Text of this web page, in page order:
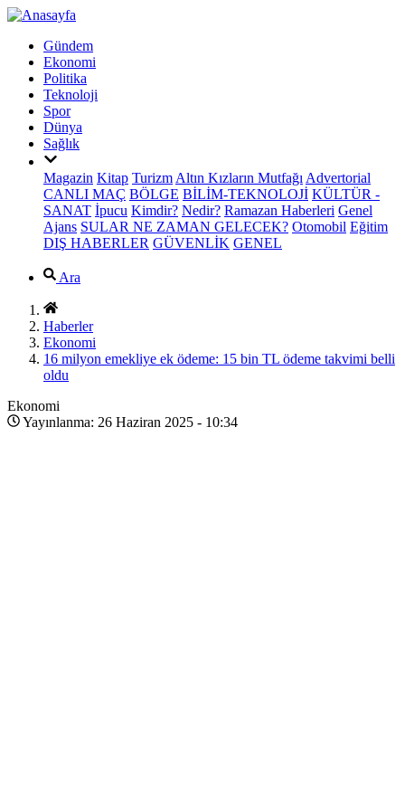
Gündem
Ekonomi
Politika
Teknoloji
Spor
Dünya
Sağlık
Magazin Kitap Turizm Altın Kızların Mutfağı Advertorial
CANLI MAÇ BÖLGE BİLİM-TEKNOLOJİ KÜLTÜR -
SANAT İpucu Kimdir? Nedir? Ramazan Haberleri Genel
Ajans SULAR NE ZAMAN GELECEK? Otomobil Eğitim
DIŞ HABERLER GÜVENLİK GENEL
Ara
Haberler
Ekonomi
16 milyon emekliye ek ödeme: 15 bin TL ödeme takvimi belli
oldu
Ekonomi
Yayınlanma: 26 Haziran 2025 - 10:34